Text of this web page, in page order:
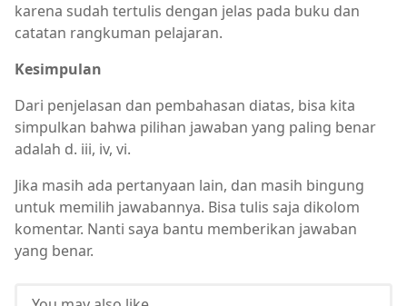
karena sudah tertulis dengan jelas pada buku dan
catatan rangkuman pelajaran.
Kesimpulan
Dari penjelasan dan pembahasan diatas, bisa kita
simpulkan bahwa pilihan jawaban yang paling benar
adalah d. iii, iv, vi.
Jika masih ada pertanyaan lain, dan masih bingung
untuk memilih jawabannya. Bisa tulis saja dikolom
komentar. Nanti saya bantu memberikan jawaban
yang benar.